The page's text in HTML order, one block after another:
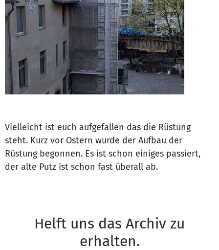
Vielleicht ist euch aufgefallen das die Rüstung
steht. Kurz vor Ostern wurde der Aufbau der
Rüstung begonnen. Es ist schon einiges passiert,
der alte Putz ist schon fast überall ab.
Helft uns das Archiv zu
erhalten.